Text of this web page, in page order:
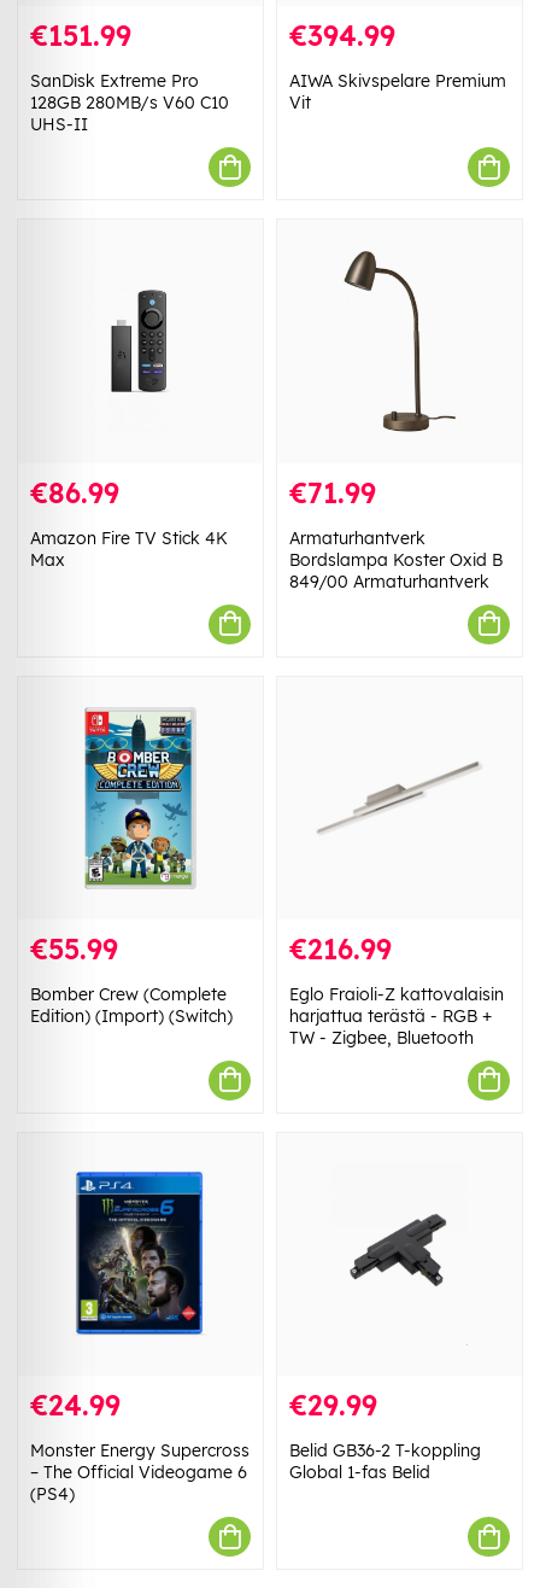
€151.99
SanDisk Extreme Pro
128GB 280MB/s V60 C10
UHS-II
€394.99
AIWA Skivspelare Premium
Vit
€86.99
Amazon Fire TV Stick 4K
Max
€71.99
Armaturhantverk
Bordslampa Koster Oxid B
849/00 Armaturhantverk
€55.99
Bomber Crew (Complete
Edition) (Import) (Switch)
€216.99
Eglo Fraioli-Z kattovalaisin
harjattua terästä - RGB +
TW - Zigbee, Bluetooth
€24.99
Monster Energy Supercross
– The Official Videogame 6
(PS4)
€29.99
Belid GB36-2 T-koppling
Global 1-fas Belid